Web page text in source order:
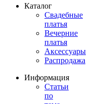
Каталог
Свадебные
платья
Вечерние
платья
Аксессуары
Распродажа
Информация
Статьи
по